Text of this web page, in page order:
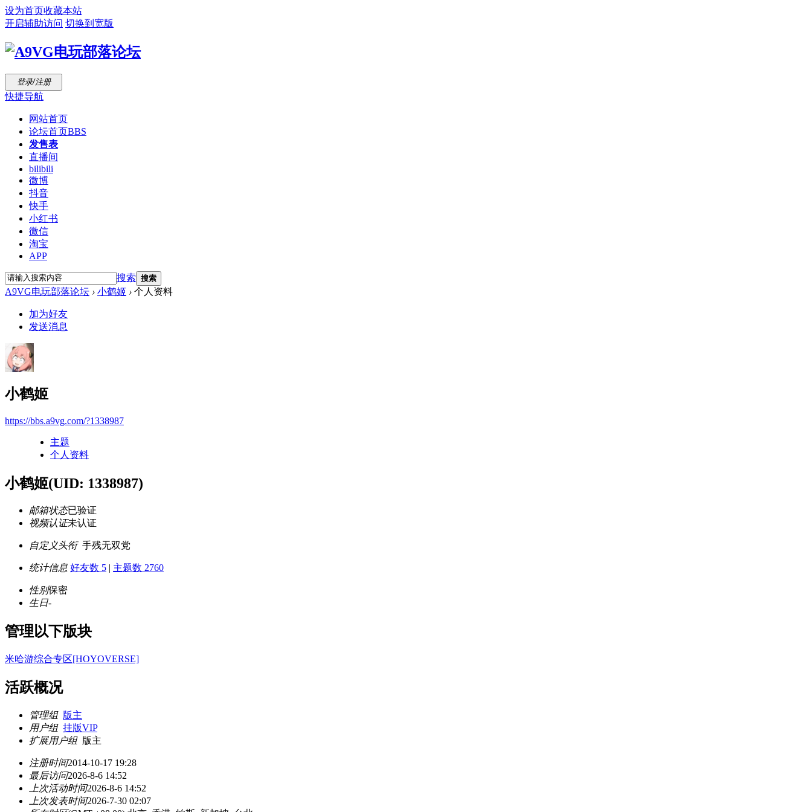
设为首页收藏本站
开启辅助访问 切换到宽版
登录/注册
快捷导航
网站首页
论坛首页BBS
发售表
直播间
bilibili
微博
抖音
快手
小红书
微信
淘宝
APP
搜索 搜索
A9VG电玩部落论坛 › 小鹤姬 › 个人资料
加为好友
发送消息
小鹤姬
https://bbs.a9vg.com/?1338987
主题
个人资料
小鹤姬(UID: 1338987)
邮箱状态已验证
视频认证未认证
自定义头衔 手残无双党
统计信息 好友数 5 | 主题数 2760
性别保密
生日-
管理以下版块
米哈游综合专区[HOYOVERSE]
活跃概况
管理组 版主
用户组 挂版VIP
扩展用户组 版主
注册时间2014-10-17 19:28
最后访问2026-8-6 14:52
上次活动时间2026-8-6 14:52
上次发表时间2026-7-30 02:07